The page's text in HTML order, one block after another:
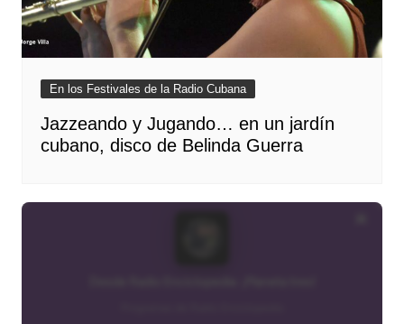
En los Festivales de la Radio Cubana
Jazzeando y Jugando… en un jardín
cubano, disco de Belinda Guerra